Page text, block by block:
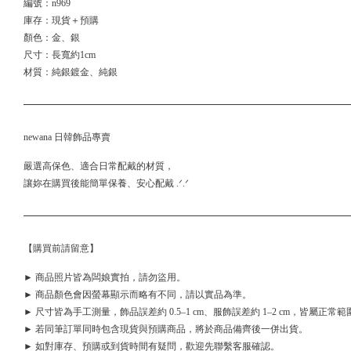
編號：n969
庫存：現貨＋預購
顏色：金、銀
尺寸：長寬約1cm
材質：純銀鍍金、純銀
newana 日韓飾品專賣
嚴選高保色、適合日常配戴的材質，
讓妳在購買後能簡單保養、安心配戴 .ᐟ.ᐟ
【購買前請留意】
► 商品照片皆為闆娘實拍，請勿盜用。
► 商品顏色會因螢幕顯示而略有不同，請以實品為準。
► 尺寸皆為手工測量，飾品誤差約 0.5–1 cm、服飾誤差約 1–2 cm，皆屬正常範
► 若同筆訂單同時包含現貨與預購商品，將於商品備齊後一併出貨。
► 如對庫存、預購或到貨時間有疑問，歡迎先聯繫客服確認。